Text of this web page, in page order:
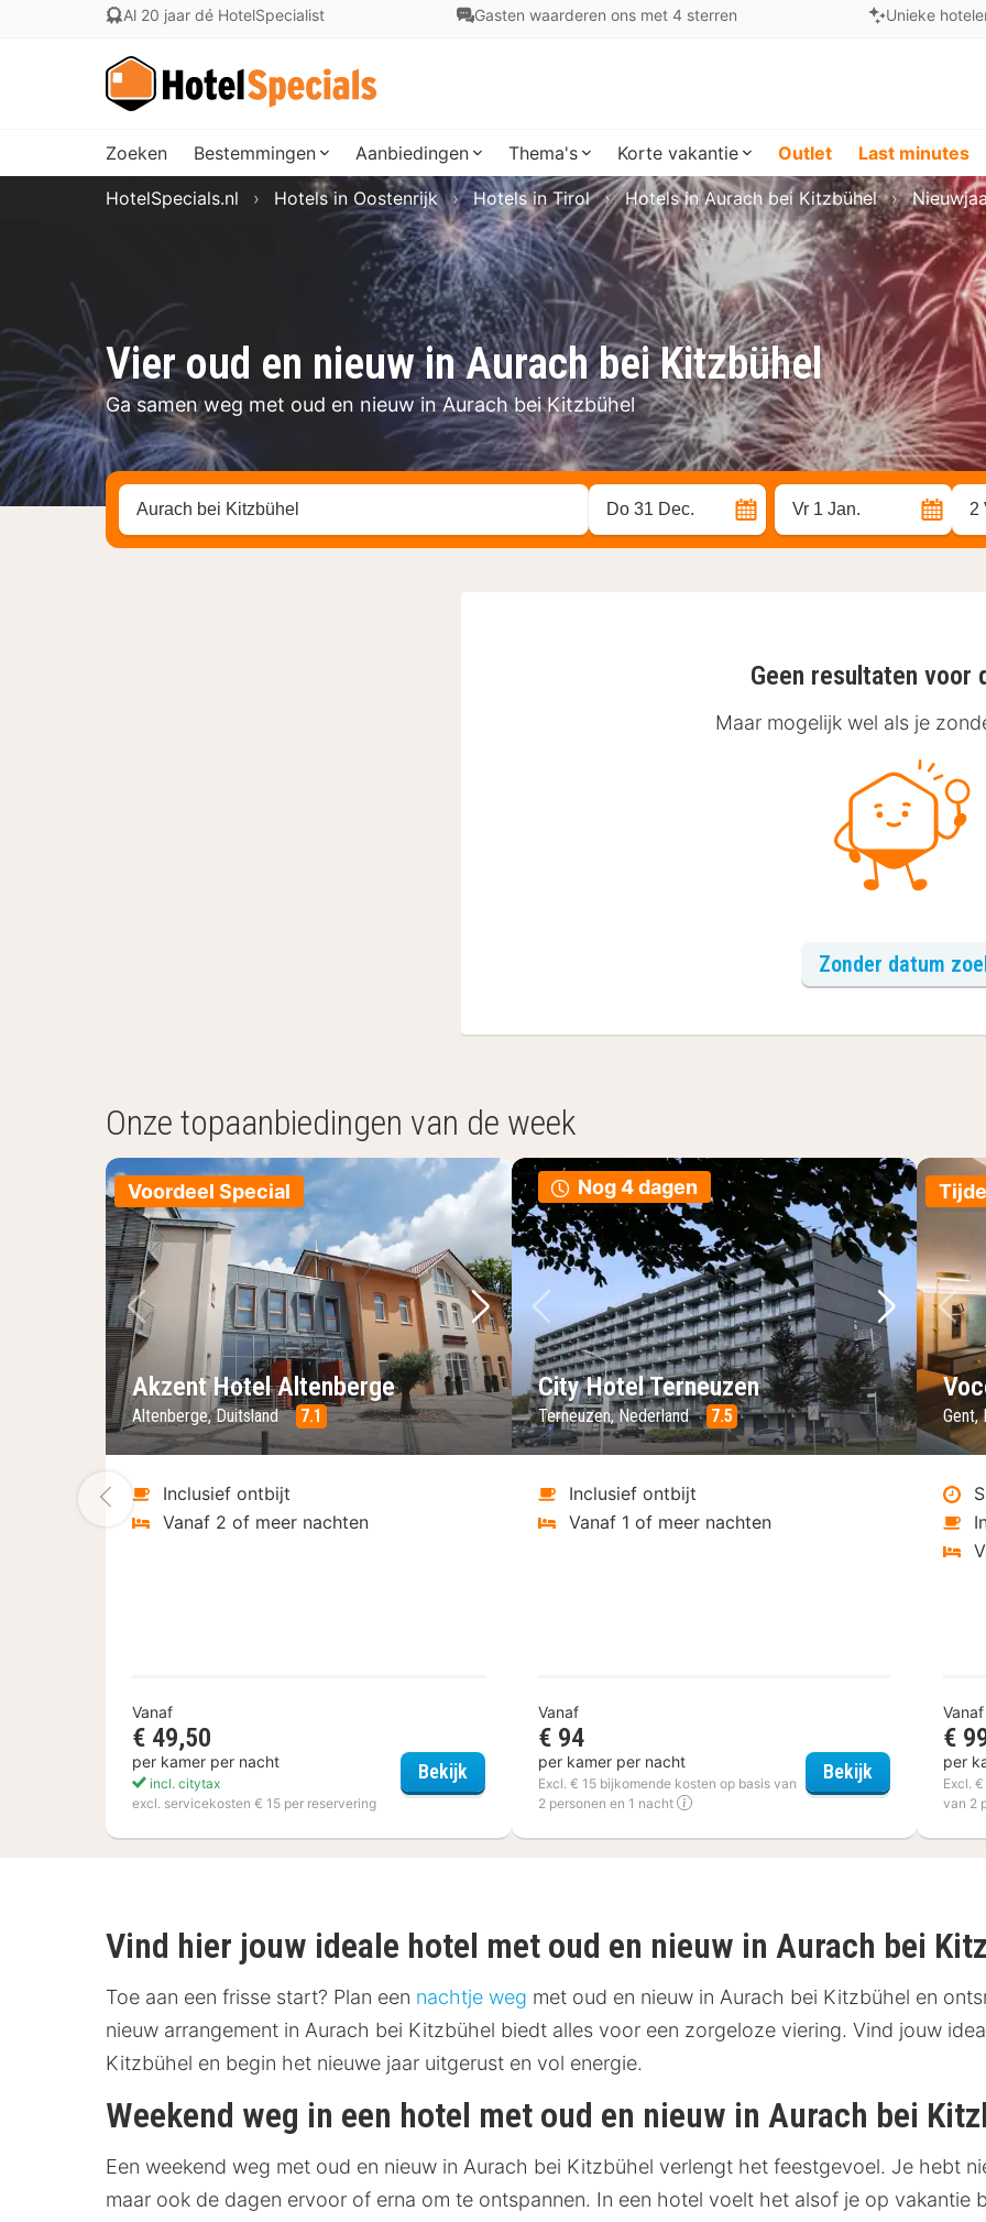
Al 20 jaar dé HotelSpecialist Gasten waarderen ons met 4 sterren Unieke
Zoeken Bestemmingen Aanbiedingen Thema's Korte vakantie Outlet Last minutes
Vier oud en nieuw in Aurach bei Kitzbühel
Ga samen weg met oud en nieuw in Aurach bei Kitzbühel
HotelSpecials.nl Hotels in Oostenrijk Hotels in Tirol Hotels in Aurach bei Kitzbühel
Zoek op hotel, regio of stad Do 31 Dec. Vr 1 Jan. 2
Geen resultaten voor
Maar mogelijk wel als je
Zonder datum
Onze topaanbiedingen van de week
Voordeel Special
Vorige foto
Volgende foto
Akzent Hotel Altenberge
Altenberge, Duitsland 7.1
Inclusief ontbijt
Vanaf 2 of meer nachten
Vanaf
€ 49,50
per kamer per nacht
incl. citytax
excl. servicekosten € 15 per reservering
BekijkAkzent Hotel Altenberge
Nog 4 dagen
Vorige foto
Volgende
City Hotel Terneuzen
Terneuzen, Nederland 7.5
Inclusief ontbijt
Vanaf 1 of meer nachten
Vanaf
€ 94
per kamer per nacht
Excl. € 15 bijkomende kosten op basis van
2 personen en 1 nacht
Bekijk City Hotel
Vanaf
€
per
Excl.
van 2
Vorige foto
Vind hier jouw ideale hotel met oud en nieuw in Aurach bei
Toe aan een frisse start? Plan een nachtje weg met oud en nieuw in Aurach bei Kitzbühel en
nieuw arrangement in Aurach bei Kitzbühel biedt alles voor een zorgeloze viering. Vind jouw
Kitzbühel en begin het nieuwe jaar uitgerust en vol energie.
Weekend weg in een hotel met oud en nieuw in Aurach bei
Een weekend weg met oud en nieuw in Aurach bei Kitzbühel verlengt het feestgevoel. Je hebt
maar ook de dagen ervoor of erna om te ontspannen. In een hotel voelt het alsof je op vakantie